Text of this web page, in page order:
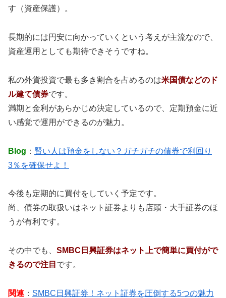
す（資産保護）。
長期的には円安に向かっていくという考えが主流なので、
資産運用としても期待できそうですね。
私の外貨投資で最も多き割合を占めるのは米国債などのド
ル建て債券です。
満期と金利があらかじめ決定しているので、定期預金に近
い感覚で運用ができるのが魅力。
Blog ： 賢い人は預金をしない？ガチガチの債券で利回り
3％を確保せよ！
今後も定期的に買付をしていく予定です。
尚、債券の取扱いはネット証券よりも店頭・大手証券のほ
うが有利です。
その中でも、 SMBC日興証券はネット上で簡単に買付がで
きるので注目 です。
関連 ： SMBC日興証券！ネット証券を圧倒する5つの魅力